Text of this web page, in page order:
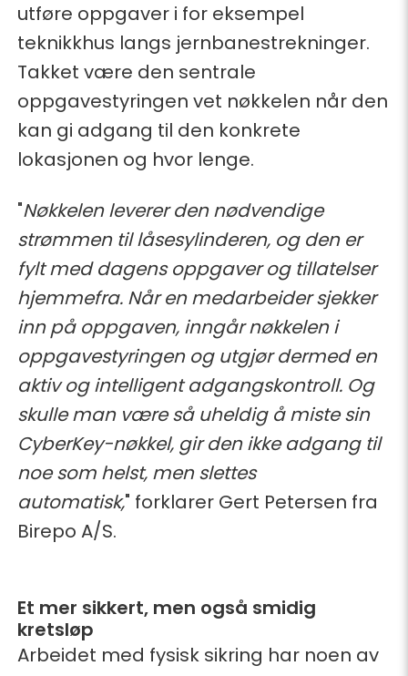
utføre oppgaver i for eksempel
teknikkhus langs jernbanestrekninger.
Takket være den sentrale
oppgavestyringen vet nøkkelen når den
kan gi adgang til den konkrete
lokasjonen og hvor lenge.
"Nøkkelen leverer den nødvendige
strømmen til låsesylinderen, og den er
fylt med dagens oppgaver og tillatelser
hjemmefra. Når en medarbeider sjekker
inn på oppgaven, inngår nøkkelen i
oppgavestyringen og utgjør dermed en
aktiv og intelligent adgangskontroll. Og
skulle man være så uheldig å miste sin
CyberKey-nøkkel, gir den ikke adgang til
noe som helst, men slettes
automatisk," forklarer Gert Petersen fra
Birepo A/S.
Et mer sikkert, men også smidig
kretsløp
Arbeidet med fysisk sikring har noen av